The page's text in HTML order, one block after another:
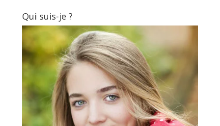
Qui suis-je ?